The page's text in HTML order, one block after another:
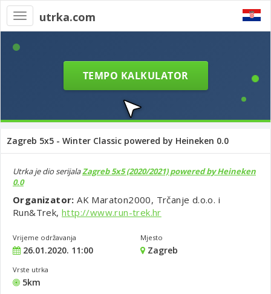
Toggle
navigation
utrka.com
Zagreb 5x5 - Winter Classic powered by Heineken 0.0
Utrka je dio serijalaZagreb 5x5 (2020/2021) powered by Heineken
0.0
Organizator:AK Maraton2000, Trčanje d.o.o. i
Run&Trek,http://www.run-trek.hr
Vrijeme održavanja
26.01.2020. 11:00
Mjesto
Zagreb
Vrste utrka
5km